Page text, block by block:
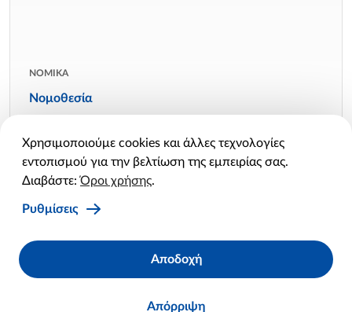
ΝΟΜΙΚΑ
Νομοθεσία
Πολιτική απορρήτου
Πολιτική cookies
TwitterLinkedinInstagram
© 2026 ΟΔΑΠ
Χρησιμοποιούμε cookies και άλλες τεχνολογίες
εντοπισμού για την βελτίωση της εμπειρίας σας.
Διαβάστε:Όροι χρήσης.
Ρυθμίσεις
Αποδοχή
Απόρριψη